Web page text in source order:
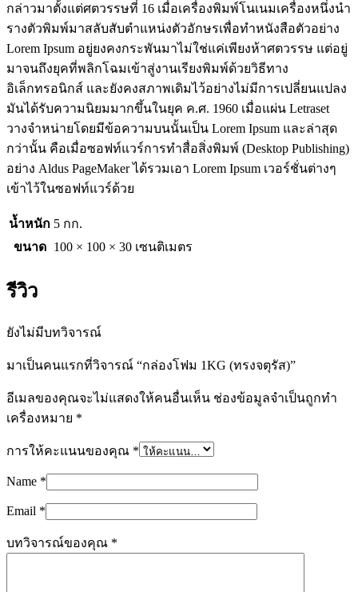
กล่าวมาตั้งแต่ศตวรรษที่ 16 เมื่อเครื่องพิมพ์โนเนมเครื่องหนึ่งนำ
รางตัวพิมพ์มาสลับสับตำแหน่งตัวอักษรเพื่อทำหนังสือตัวอย่าง
Lorem Ipsum อยู่ยงคงกระพันมาไม่ใช่แค่เพียงห้าศตวรรษ แต่อยู่
มาจนถึงยุคที่พลิกโฉมเข้าสู่งานเรียงพิมพ์ด้วยวิธีทาง
อิเล็กทรอนิกส์ และยังคงสภาพเดิมไว้อย่างไม่มีการเปลี่ยนแปลง
มันได้รับความนิยมมากขึ้นในยุค ค.ศ. 1960 เมื่อแผ่น Letraset
วางจำหน่ายโดยมีข้อความบนนั้นเป็น Lorem Ipsum และล่าสุด
กว่านั้น คือเมื่อซอฟท์แวร์การทำสื่อสิ่งพิมพ์ (Desktop Publishing)
อย่าง Aldus PageMaker ได้รวมเอา Lorem Ipsum เวอร์ชั่นต่างๆ
เข้าไว้ในซอฟท์แวร์ด้วย
น้ำหนัก 5 กก.
ขนาด
100 × 100 × 30 เซนติเมตร
รีวิว
ยังไม่มีบทวิจารณ์
มาเป็นคนแรกที่วิจารณ์ “กล่องโฟม 1KG (ทรงจตุรัส)”
อีเมลของคุณจะไม่แสดงให้คนอื่นเห็น ช่องข้อมูลจำเป็นถูกทำ
เครื่องหมาย *
การให้คะแนนของคุณ *
Name *
Email *
บทวิจารณ์ของคุณ *